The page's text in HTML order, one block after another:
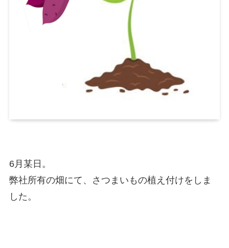
6月某日。
弊社所有の畑にて、さつまいもの植え付けをしま
した。